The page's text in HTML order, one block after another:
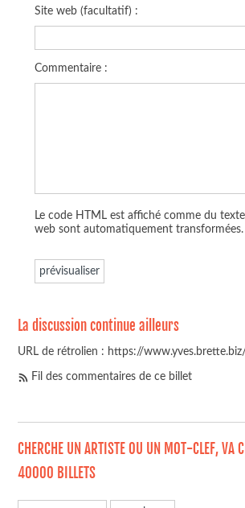
Site web (facultatif) :
Commentaire :
Le code HTML est affiché comme du
web sont automatiquement transformées.
La discussion continue ailleurs
URL de rétrolien : https://
Fil des commentaires de ce billet
CHERCHE UN ARTISTE OU UN MOT-CLEF, VA
40000 BILLETS